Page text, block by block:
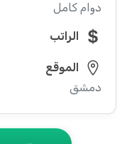
دوام كامل
الراتب
الموقع
دمشق